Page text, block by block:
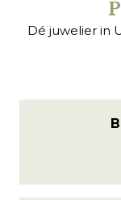
Dé juwelier in